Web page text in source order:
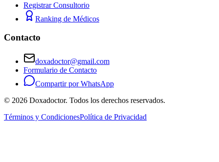
Registrar Consultorio
Ranking de Médicos
Contacto
doxadoctor@gmail.com
Formulario de Contacto
Compartir por WhatsApp
© 2026 Doxadoctor. Todos los derechos reservados.
Términos y CondicionesPolítica de Privacidad